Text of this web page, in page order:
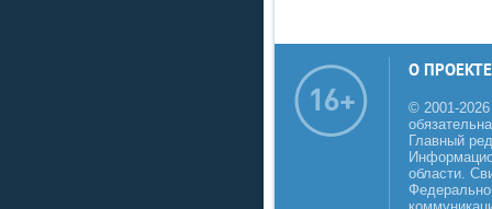
О ПРОЕКТЕ
© 2001-
Главный
области.